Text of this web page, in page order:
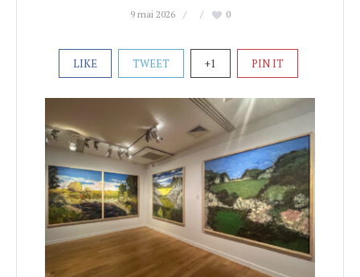
9 mai 2026 0
LIKE TWEET +1 PIN IT